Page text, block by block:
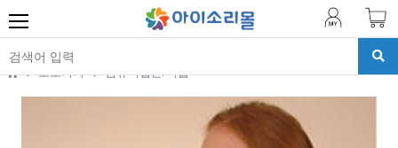
보조기기 컴퓨터접근/학습